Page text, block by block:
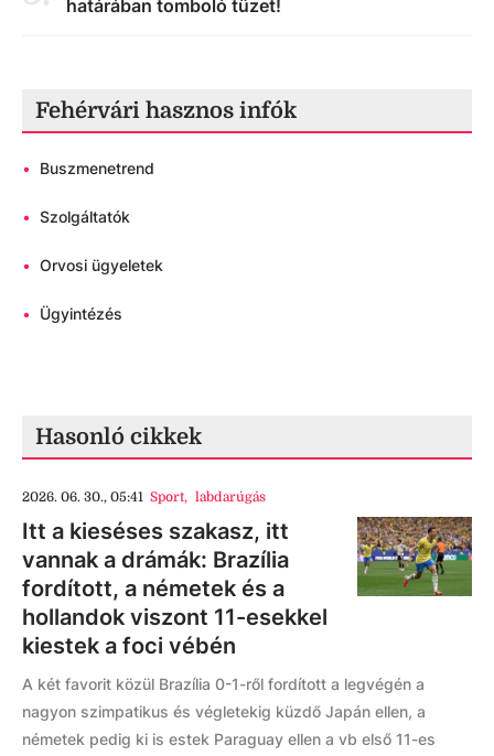
határában tomboló tüzet!
Fehérvári hasznos infók
• Buszmenetrend
• Szolgáltatók
• Orvosi ügyeletek
• Ügyintézés
Hasonló cikkek
2026. 06. 30., 05:41 Sport, labdarúgás
Itt a kieséses szakasz, itt
vannak a drámák: Brazília
fordított, a németek és a
hollandok viszont 11-esekkel
kiestek a foci vébén
A két favorit közül Brazília 0-1-ről fordított a legvégén a
nagyon szimpatikus és végletekig küzdő Japán ellen, a
németek pedig ki is estek Paraguay ellen a vb első 11-es